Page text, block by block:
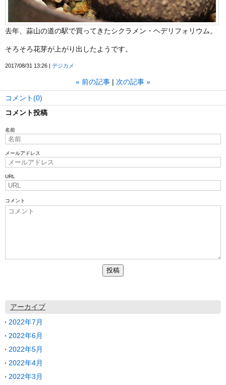
去年、蒜山の道の駅で買ってきたシクラメン・ヘデリフォリウム。
そろそろ花芽が上がり出したようです。
2017/08/31 13:26 デジカメ
« 前の記事 次の記事 »
コメント(0)
コメント投稿
名前
メールアドレス
URL
コメント
アーカイブ
2022年7月
2022年6月
2022年5月
2022年4月
2022年3月